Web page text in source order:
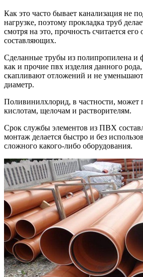
Как это часто бывает канализация не
нагрузке, поэтому прокладка труб
смотря на это, прочность считается его
составляющих.
Сделанные трубы из полипропилена и
как и прочие пвх изделия данного
скапливают отложений и не
диаметр.
Поливинилхлорид, в частности, может
кислотам, щелочам и растворителям.
Срок службы элементов из ПВХ
монтаж делается быстро и без
сложного какого-либо оборудования.